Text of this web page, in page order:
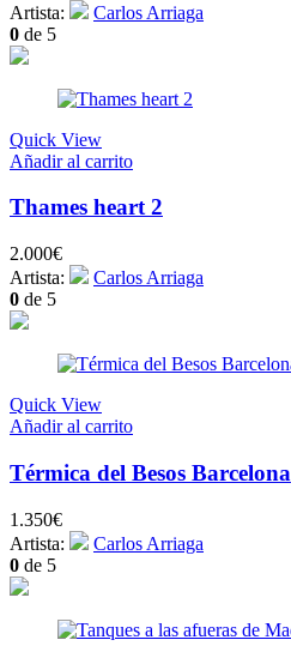
Artista:
Carlos Arriaga
0 de 5
Quick View
Añadir al carrito
Thames heart 2
2.000€
Artista:
Carlos Arriaga
0 de 5
Quick View
Añadir al carrito
Térmica del Besos Barcelona
1.350€
Artista:
Carlos Arriaga
0 de 5